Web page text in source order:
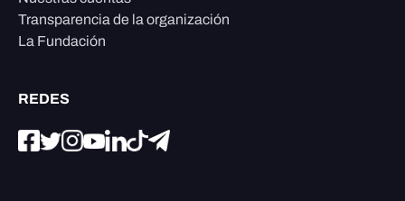
Transparencia de la organización
La Fundación
REDES